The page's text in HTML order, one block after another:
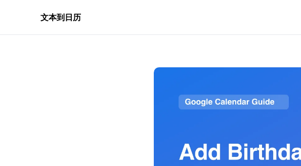
文本到日历